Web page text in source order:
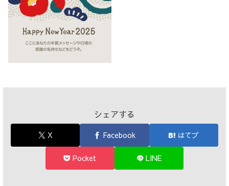
シェアする
X Facebook はてブ
Pocket LINE